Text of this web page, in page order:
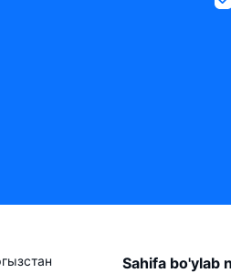
Sahifa bo'ylab